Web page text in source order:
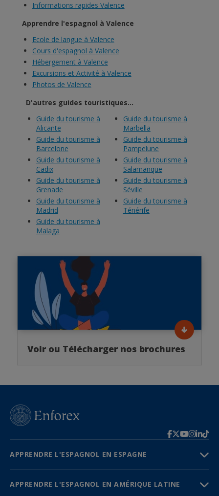
Informations rapides Valence
Apprendre l'espagnol à Valence
Ecole de langue à Valence
Cours d'espagnol à Valence
Hébergement à Valence
Excursions et Activité à Valence
Photos de Valence
D'autres guides touristiques...
Guide du tourisme à
Alicante
Guide du tourisme à
Barcelone
Guide du tourisme à
Cadix
Guide du tourisme à
Grenade
Guide du tourisme à
Madrid
Guide du tourisme à
Malaga
Guide du tourisme à
Marbella
Guide du tourisme à
Pampelune
Guide du tourisme à
Salamanque
Guide du tourisme à
Séville
Guide du tourisme à
Ténérife
Voir ou Télécharger nos brochures
APPRENDRE L'ESPAGNOL EN ESPAGNE
APPRENDRE L'ESPAGNOL EN AMÉRIQUE LATINE